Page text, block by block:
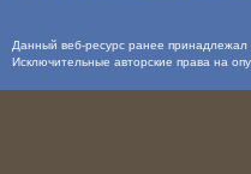
Данный веб-ресурс ранее
Исключительные авторские права на